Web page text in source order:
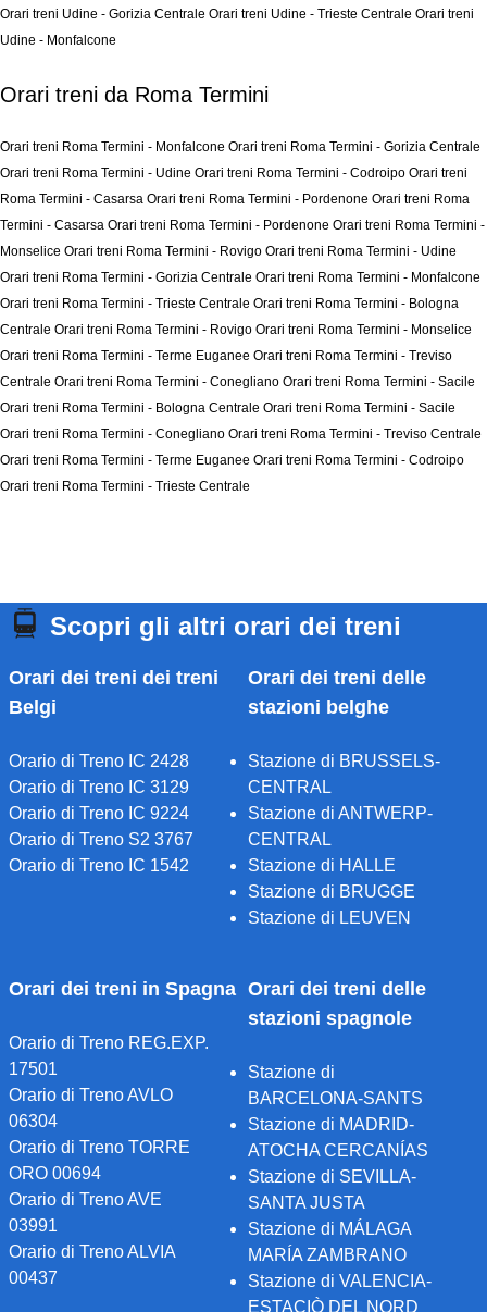
Orari treni Udine - Gorizia Centrale Orari treni Udine - Trieste Centrale Orari treni
Udine - Monfalcone
Orari treni da Roma Termini
Orari treni Roma Termini - Monfalcone Orari treni Roma Termini - Gorizia Centrale
Orari treni Roma Termini - Udine Orari treni Roma Termini - Codroipo Orari treni
Roma Termini - Casarsa Orari treni Roma Termini - Pordenone Orari treni Roma
Termini - Casarsa Orari treni Roma Termini - Pordenone Orari treni Roma Termini -
Monselice Orari treni Roma Termini - Rovigo Orari treni Roma Termini - Udine
Orari treni Roma Termini - Gorizia Centrale Orari treni Roma Termini - Monfalcone
Orari treni Roma Termini - Trieste Centrale Orari treni Roma Termini - Bologna
Centrale Orari treni Roma Termini - Rovigo Orari treni Roma Termini - Monselice
Orari treni Roma Termini - Terme Euganee Orari treni Roma Termini - Treviso
Centrale Orari treni Roma Termini - Conegliano Orari treni Roma Termini - Sacile
Orari treni Roma Termini - Bologna Centrale Orari treni Roma Termini - Sacile
Orari treni Roma Termini - Conegliano Orari treni Roma Termini - Treviso Centrale
Orari treni Roma Termini - Terme Euganee Orari treni Roma Termini - Codroipo
Orari treni Roma Termini - Trieste Centrale
Scopri gli altri orari dei treni
Orari dei treni dei treni
Belgi
Orario di Treno IC 2428
Orario di Treno IC 3129
Orario di Treno IC 9224
Orario di Treno S2 3767
Orario di Treno IC 1542
Orari dei treni delle
stazioni belghe
Stazione di BRUSSELS-
CENTRAL
Stazione di ANTWERP-
CENTRAL
Stazione di HALLE
Stazione di BRUGGE
Stazione di LEUVEN
Orari dei treni in Spagna
Orario di Treno REG.EXP.
17501
Orario di Treno AVLO
06304
Orario di Treno TORRE
ORO 00694
Orario di Treno AVE
03991
Orario di Treno ALVIA
00437
Orari dei treni delle
stazioni spagnole
Stazione di
BARCELONA-SANTS
Stazione di MADRID-
ATOCHA CERCANÍAS
Stazione di SEVILLA-
SANTA JUSTA
Stazione di MÁLAGA
MARÍA ZAMBRANO
Stazione di VALENCIA-
ESTACIÒ DEL NORD